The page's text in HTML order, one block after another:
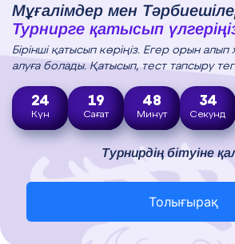
Мұғалімдер мен
Турнирге қатысып
Бірінші қатысып көріңіз. Егер орын
алуға болады. Қатысып, тест тапсыру
24
Күн
19
Сағат
48
Минут
33
Секунд
Турнирдің бітуіне
Толығырақ